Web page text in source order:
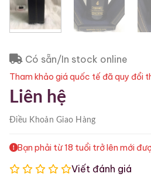
Có sẵn/In stock online
Tham khảo giá quốc tế đã quy đổi
Liên hệ
Điều KhoảnGiao Hàng
Bạn phải từ 18 tuổi trở lên mới
Viết đánh giá